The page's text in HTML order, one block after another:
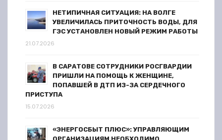
НЕТИПИЧНАЯ СИТУАЦИЯ: НА ВОЛГЕ
УВЕЛИЧИЛАСЬ ПРИТОЧНОСТЬ ВОДЫ, ДЛЯ
ГЭС УСТАНОВЛЕН НОВЫЙ РЕЖИМ РАБОТЫ
21.07.2026
В САРАТОВЕ СОТРУДНИКИ РОСГВАРДИИ
ПРИШЛИ НА ПОМОЩЬ К ЖЕНЩИНЕ,
ПОПАВШЕЙ В ДТП ИЗ-ЗА СЕРДЕЧНОГО
ПРИСТУПА
15.07.2026
«ЭНЕРГОСБЫТ ПЛЮС»: УПРАВЛЯЮЩИМ